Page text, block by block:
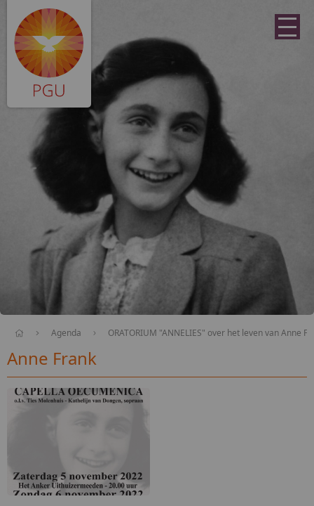
Agenda ORATORIUM "ANNELIES" over het leven van Anne
Anne Frank